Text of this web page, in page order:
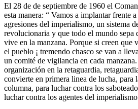
El 28 de de septiembre de 1960 el
esta manera: “ Vamos a implantar frente
agresiones del imperialismo, un sistema
revolucionaria y que todo el mundo sepa
vive en la manzana. Porque si creen que
el pueblo ¡ tremendo chasco se van a
un comité de vigilancia en cada
organización en la retaguardia,
convierte en primera linea de lucha, para
columna, para luchar contra los
luchar contra los agentes del